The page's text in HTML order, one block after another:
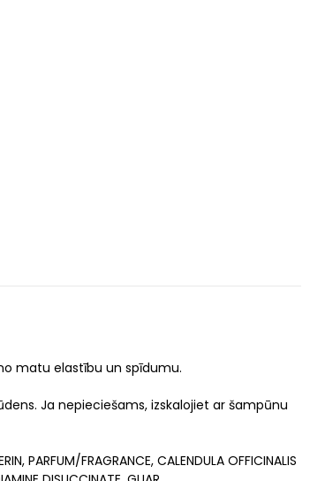
matu elastību un spīdumu.
Ja nepieciešams, izskalojiet ar šampūnu
PARFUM/FRAGRANCE, CALENDULA OFFICINALIS